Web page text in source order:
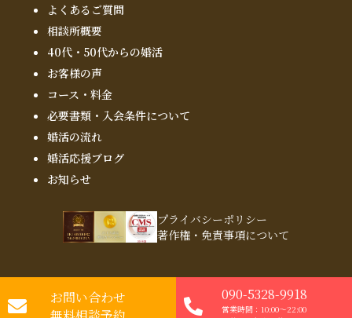
お問い合わせ
090-5328-9918
営業時間：10:00～22:00
よくあるご質問
相談所概要
40代・50代からの婚活
お客様の声
コース・料金
必要書類・入会条件について
婚活の流れ
婚活応援ブログ
お知らせ
プライバシーポリシー
著作権・免責事項について
©2026With Owl（ウィズ・アウル） 結婚相談所